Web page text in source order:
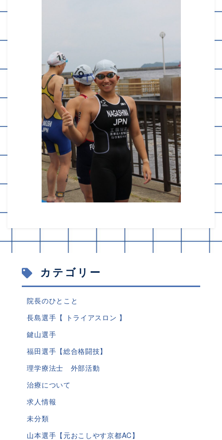
カテゴリー
院長のひとこと
長島選手【 トライアスロン 】
鍵山選手
福田選手【総合格闘技】
理学療法士 外部活動
治療について
求人情報
未分類
山本選手【元おこしやす京都AC】